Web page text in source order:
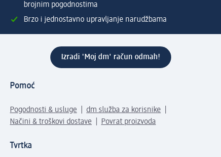
brojnim pogodnostima
Brzo i jednostavno upravljanje narudžbama
Izradi 'Moj dm' račun odmah!
Pomoć
Pogodnosti & usluge
dm služba za korisnike
Načini & troškovi dostave
Povrat proizvoda
Tvrtka